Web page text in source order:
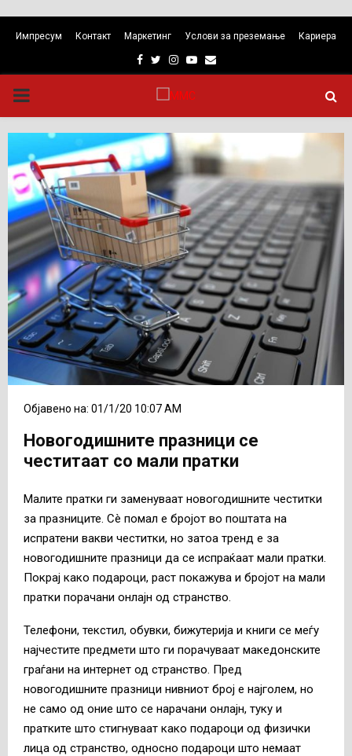
Импресум Контакт Маркетинг Услови за преземање Кариера
Facebook
TwitterInstagram
Youtube
Email
PRIMARY
MENU
Објавено на: 01/1/20 10:07 AM
Новогодишните празници се
честитаат со мали пратки
Малите пратки ги заменуваат новогодишните честитки
за празниците. Сè помал е бројот во поштата на
испратени вакви честитки, но затоа тренд е за
новогодишните празници да се испраќаат мали пратки.
Покрај како подароци, раст покажува и бројот на мали
пратки порачани онлајн од странство.
Телефони, текстил, обувки, бижутерија и книги се меѓу
најчестите предмети што ги порачуваат македонските
граѓани на интернет од странство. Пред
новогодишните празници нивниот број е најголем, но
не само од оние што се нарачани онлајн, туку и
пратките што стигнуваат како подароци од физички
лица од странство, односно подароци што немаат